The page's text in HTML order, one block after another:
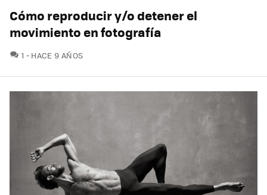
Cómo reproducir y/o detener el
movimiento en fotografía
1 COMENTARIOS
HACE 9 AÑOS